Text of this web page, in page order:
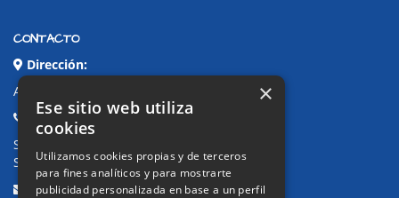
CONTACTO
Dirección:
Avda. de Pablo Iglesias, 4. Alcorcón
Teléfonos:
Secretaría Ppal:
Secretaría Infantil:91 643 61 33
Email:
×
Ese sitio web utiliza
cookies
Utilizamos cookies propias y de terceros
para fines analíticos y para mostrarte
publicidad personalizada en base a un perfil